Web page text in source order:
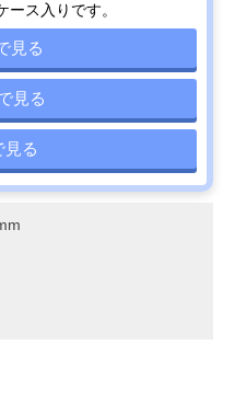
ス入りです。
見る
見る
見る